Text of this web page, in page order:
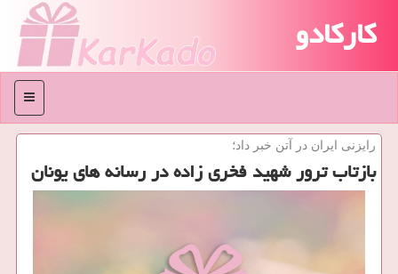
کارکادو
منو
رایزنی ایران در آتن خبر داد؛
بازتاب ترور شهید فخری زاده در رسانه های یونان